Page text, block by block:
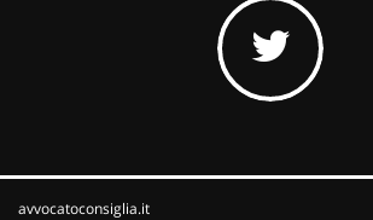
avvocatoconsiglia.it